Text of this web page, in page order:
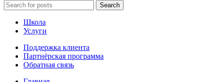
Search
Школа
Услуги
Поддержка клиента
Партнёрская программа
Обратная связь